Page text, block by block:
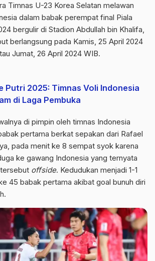
Timnas U-23 Korea Selatan melawan
dalam babak perempat final Piala
bergulir di Stadion Abdullah bin Khalifa,
berlangsung pada Kamis, 25 April 2024
Jumat, 26 April 2024 WIB.
Putri 2025: Timnas Voli Indonesia
di Laga Pembuka
di pimpin oleh timnas Indonesia
pertama berkat sepakan dari Rafael
pada menit ke 8 sempat syok karena
ke gawang Indonesia yang ternyata
offside. Kedudukan menjadi 1-1
45 babak pertama akibat goal bunuh diri